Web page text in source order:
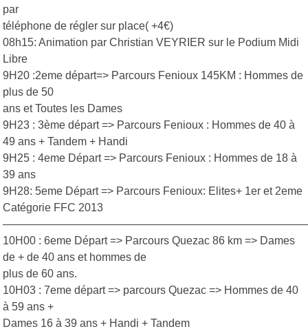
par
téléphone de régler sur place( +4€)
08h15: Animation par Christian VEYRIER sur le Podium Midi
Libre
9H20 :2eme départ=> Parcours Fenioux 145KM : Hommes de
plus de 50
ans et Toutes les Dames
9H23 : 3ème départ => Parcours Fenioux : Hommes de 40 à
49 ans + Tandem + Handi
9H25 : 4eme Départ => Parcours Fenioux : Hommes de 18 à
39 ans
9H28: 5eme Départ => Parcours Fenioux: Elites+ 1er et 2eme
Catégorie FFC 2013
10H00 : 6eme Départ => Parcours Quezac 86 km => Dames
de + de 40 ans et hommes de
plus de 60 ans.
10H03 : 7eme départ => parcours Quezac => Hommes de 40
à 59 ans +
Dames 16 à 39 ans + Handi + Tandem